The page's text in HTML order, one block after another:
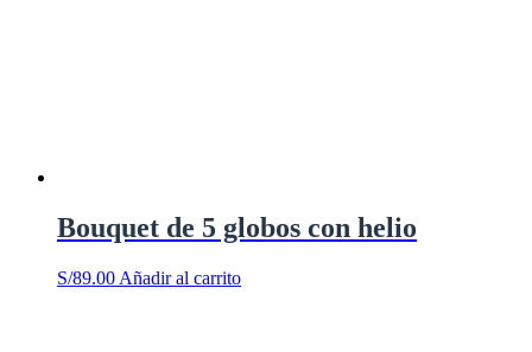
Bouquet de 5 globos con helio
S/89.00 Añadir al carrito